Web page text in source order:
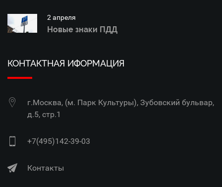
2 апреля
Новые знаки ПДД
КОНТАКТНАЯ ИФОРМАЦИЯ
г.Москва, (м. Парк Культуры), Зубовский бульвар,
д.5, стр.1
+7(495)142-39-03
Контакты